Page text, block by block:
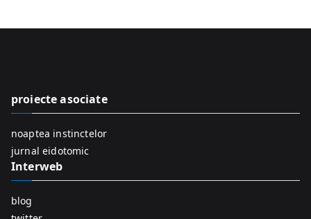
o
proiecte asociate
noaptea instinctelor
jurnal eidotomic
Interweb
blog